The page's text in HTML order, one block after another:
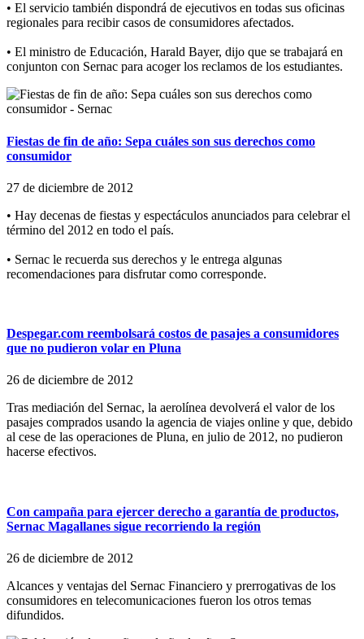
• El servicio también dispondrá de ejecutivos en todas sus oficinas
regionales para recibir casos de consumidores afectados.
• El ministro de Educación, Harald Bayer, dijo que se trabajará en
conjunton con Sernac para acoger los reclamos de los estudiantes.
Fiestas de fin de año: Sepa cuáles son sus derechos como
consumidor
27 de diciembre de 2012
• Hay decenas de fiestas y espectáculos anunciados para celebrar el
término del 2012 en todo el país.
• Sernac le recuerda sus derechos y le entrega algunas
recomendaciones para disfrutar como corresponde.
Despegar.com reembolsará costos de pasajes a consumidores
que no pudieron volar en Pluna
26 de diciembre de 2012
Tras mediación del Sernac, la aerolínea devolverá el valor de los
pasajes comprados usando la agencia de viajes online y que, debido
al cese de las operaciones de Pluna, en julio de 2012, no pudieron
hacerse efectivos.
Con campaña para ejercer derecho a garantía de productos,
Sernac Magallanes sigue recorriendo la región
26 de diciembre de 2012
Alcances y ventajas del Sernac Financiero y prerrogativas de los
consumidores en telecomunicaciones fueron los otros temas
difundidos.